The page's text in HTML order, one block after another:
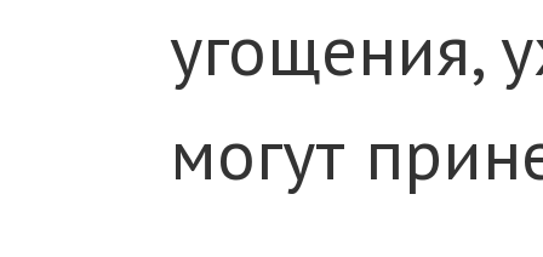
угощения,
могут